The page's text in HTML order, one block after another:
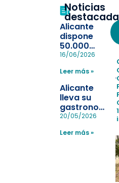
Noticias
Alicante
dispone
50.000
pulseras
la
pérdida de
en las
playas y
realiza con
éxito un
simulacro de
16/06/2026
Leer más »
Alicante
lleva su
gastronomía
a Madrid
reforzar el
20/05/2026
Leer más »